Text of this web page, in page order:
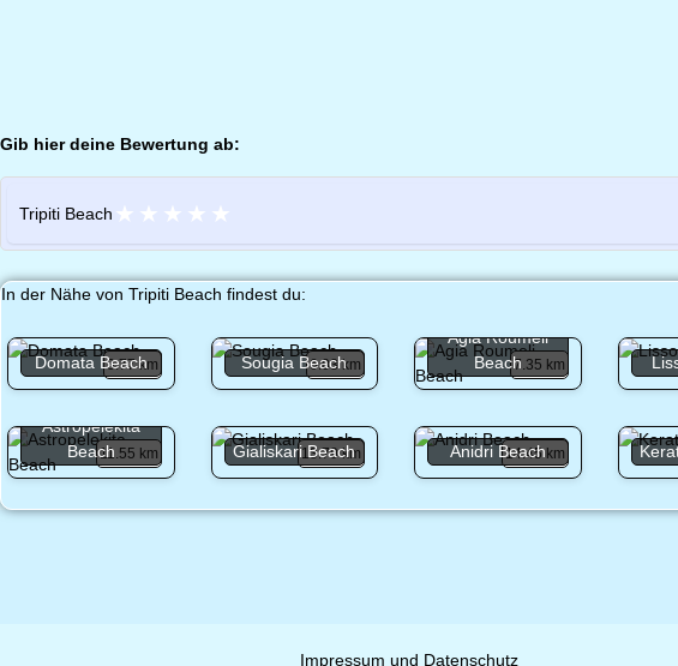
Gib hier deine Bewertung ab:
Tripiti Beach ★ ★ ★ ★ ★
In der Nähe von Tripiti Beach findest du:
3.77 km
Domata Beach 6.03 km
Sougia Beach 7.35 km
Agia Roumeli
Beach
11.55 km
Astropelekita
Beach
13.79 km
Gialiskari Beach 14.45 km
Anidri Beach
Impressum und Datenschutz